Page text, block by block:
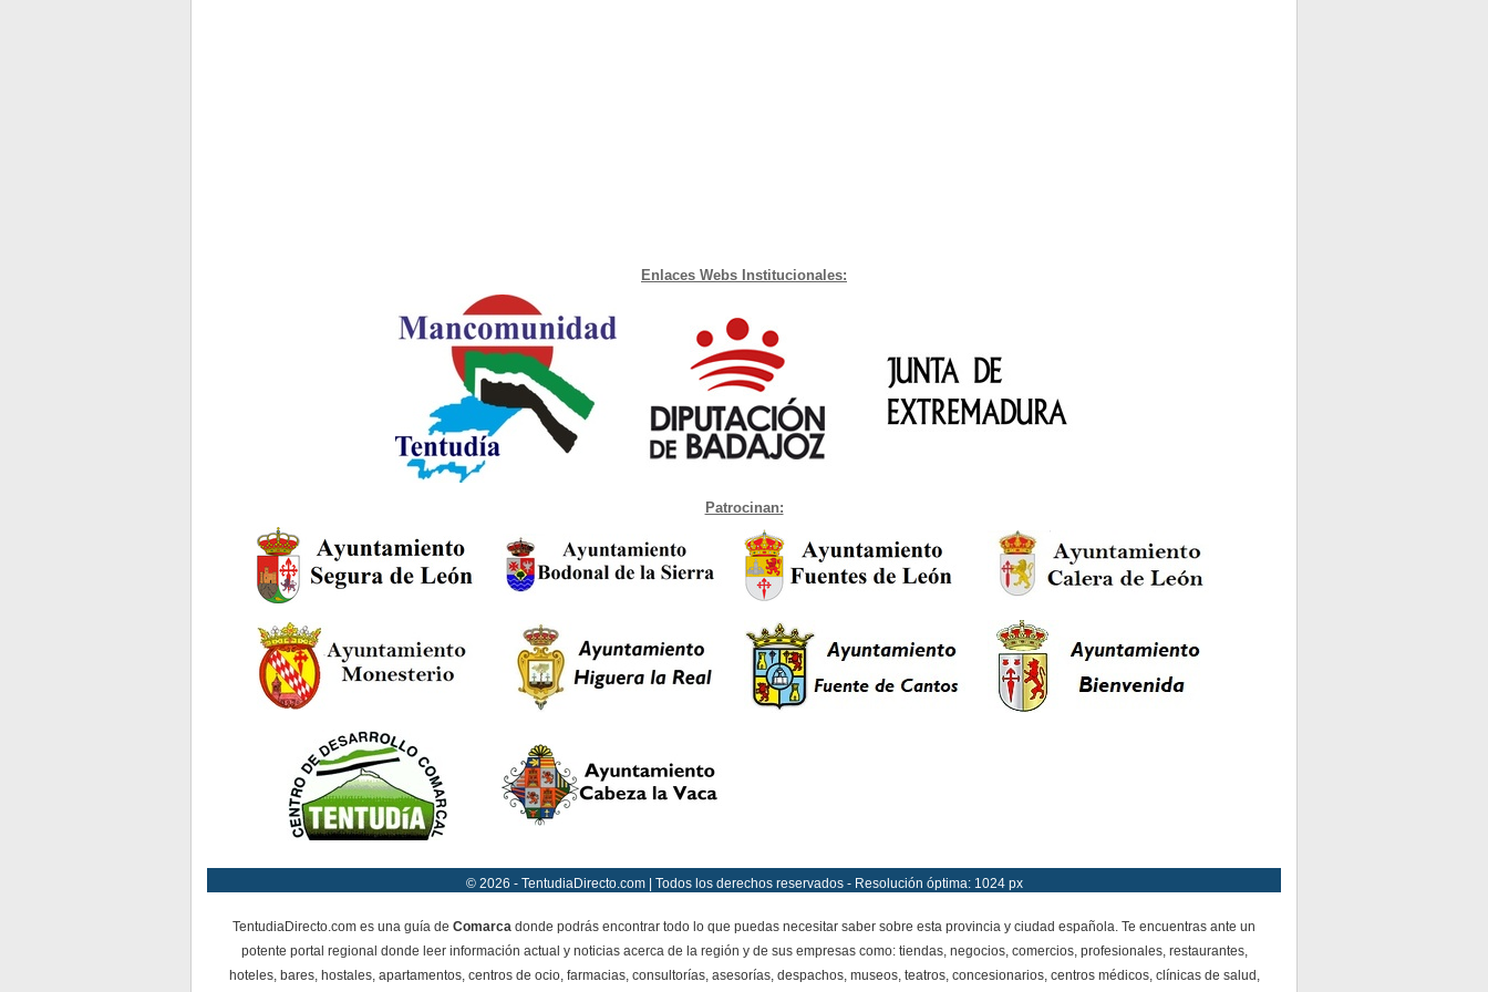
Enlaces Webs Institucionales:
Patrocinan:
© 2026 - TentudiaDirecto.com | Todos los derechos reservados - Resolución óptima: 1024 px
TentudiaDirecto.com es una guía de Comarca donde podrás encontrar todo lo que puedas necesitar saber sobre esta provincia y ciudad española. Te encuentras ante un
potente portal regional donde leer información actual y noticias acerca de la región y de sus empresas como: tiendas, negocios, comercios, profesionales, restaurantes,
hoteles, bares, hostales, apartamentos, centros de ocio, farmacias, consultorías, asesorías, despachos, museos, teatros, concesionarios, centros médicos, clínicas de salud,